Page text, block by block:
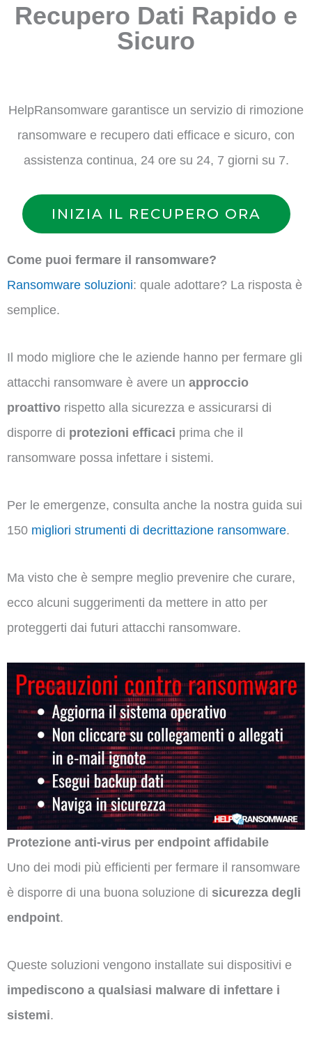
Recupero Dati Rapido e
Sicuro
HelpRansomware garantisce un servizio di rimozione
ransomware e recupero dati efficace e sicuro, con
assistenza continua, 24 ore su 24, 7 giorni su 7.
INIZIA IL RECUPERO ORA
Come puoi fermare il ransomware?
Ransomware soluzioni: quale adottare? La risposta è
semplice.
Il modo migliore che le aziende hanno per fermare gli
attacchi ransomware è avere un approccio
proattivo rispetto alla sicurezza e assicurarsi di
disporre di protezioni efficaci prima che il
ransomware possa infettare i sistemi.
Per le emergenze, consulta anche la nostra guida sui
150 migliori strumenti di decrittazione ransomware.
Ma visto che è sempre meglio prevenire che curare,
ecco alcuni suggerimenti da mettere in atto per
proteggerti dai futuri attacchi ransomware.
Protezione anti-virus per endpoint affidabile
Uno dei modi più efficienti per fermare il ransomware
è disporre di una buona soluzione di sicurezza degli
endpoint.
Queste soluzioni vengono installate sui dispositivi e
impediscono a qualsiasi malware di infettare i
sistemi.